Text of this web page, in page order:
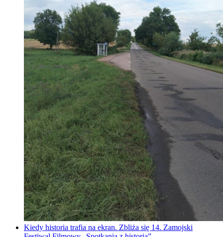
Kiedy historia trafia na ekran. Zbliża się 14. Zamojski